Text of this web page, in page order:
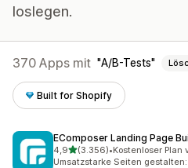
loslegen.
370 Apps mit A/B-Tests
Built for Shopify
EComposer Landing Page
4,9von 5 Sternen
(3.356)
3356 Rezensionen insgesamt
•Kostenloser Plan
Umsatzstarke Seiten